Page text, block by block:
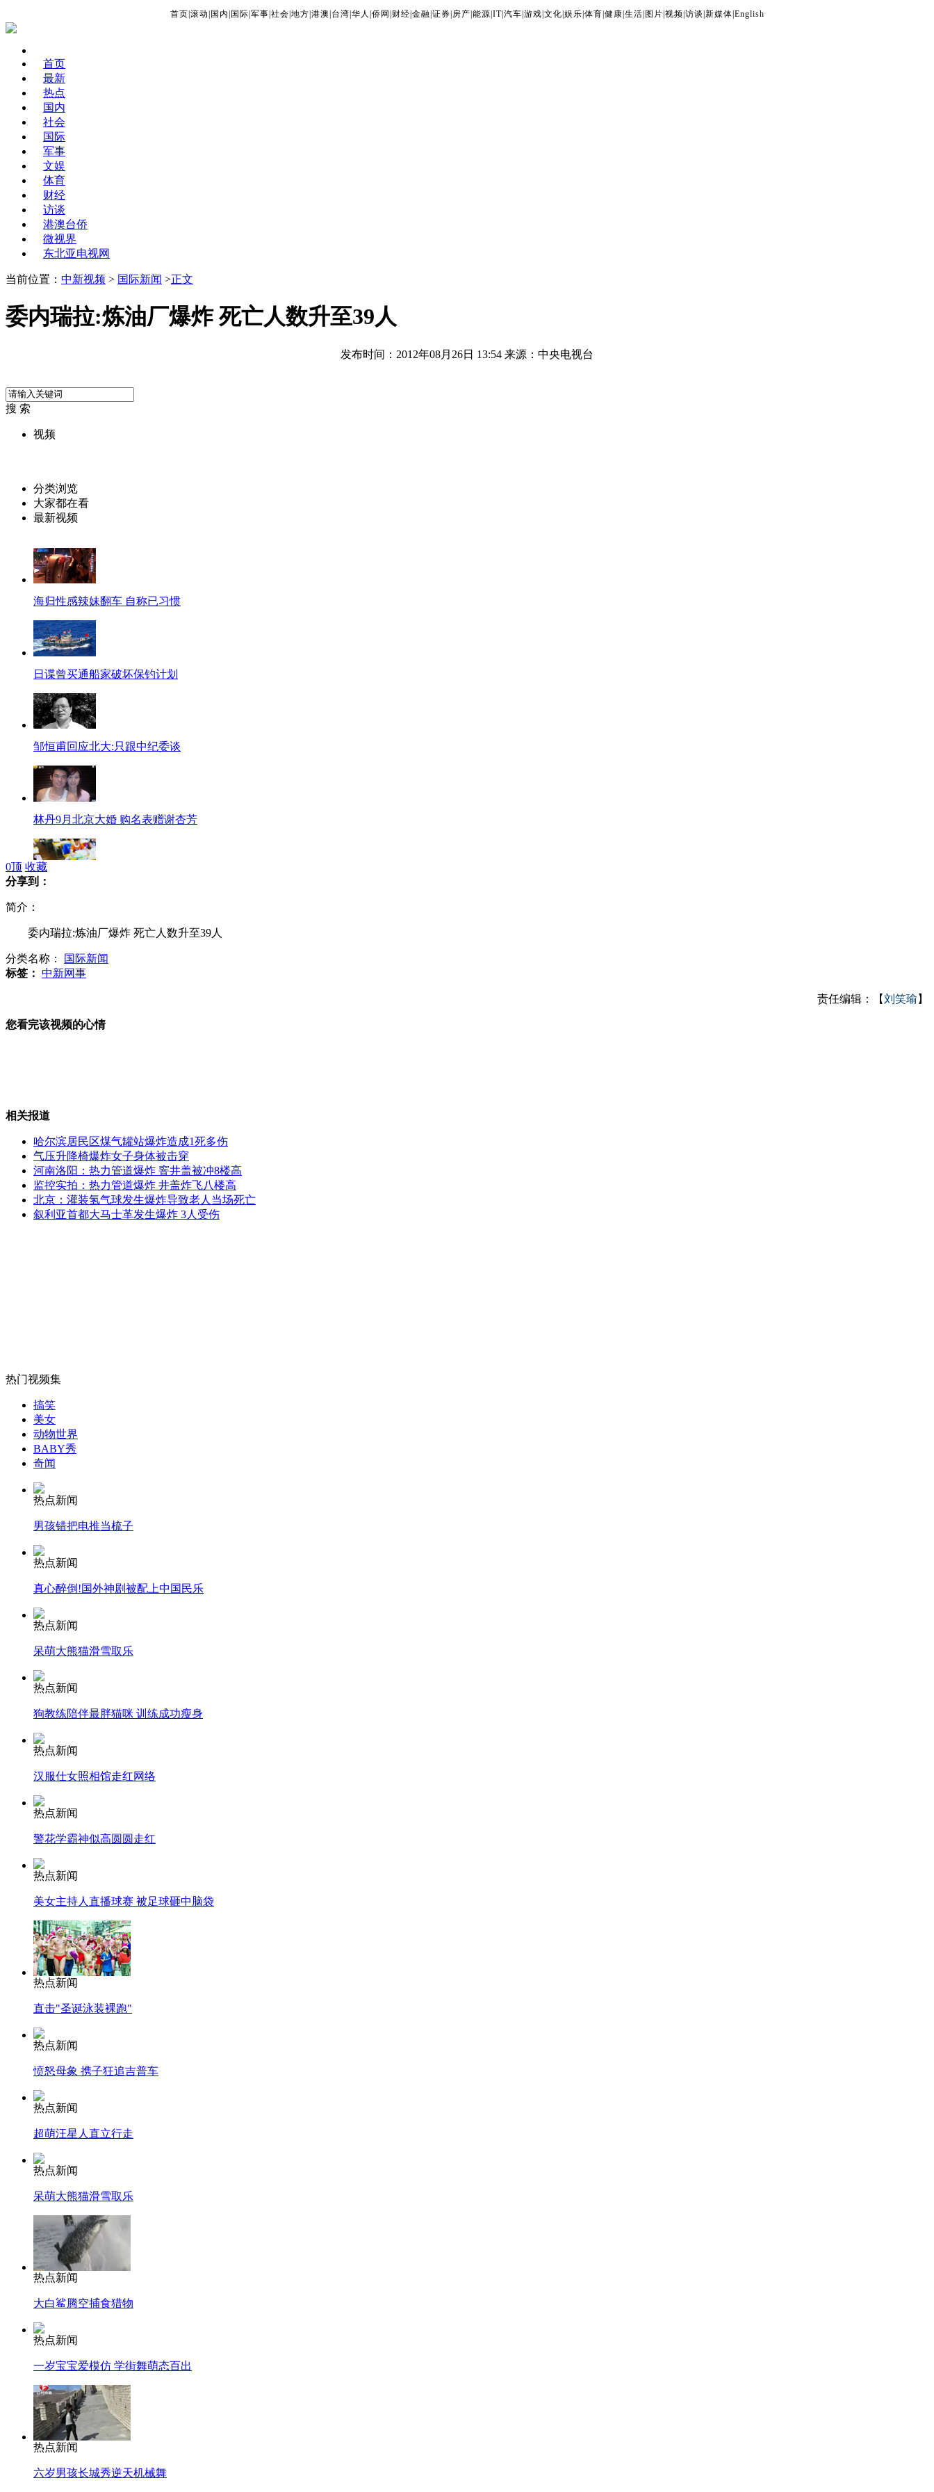
首页 滚动 国内 国际 军事 社会 地方 港澳 台湾 华人 侨网 财经 金融 证券 房产 能源 IT| 汽车 游戏 文化 娱乐 体育 健康 生活 图片 视频 访谈 新媒体 English
首页
最新
热点
国内
社会
国际
军事
文娱
体育
财经
访谈
港澳台侨
微视界
东北亚电视网
当前位置： 中新视频 > 国际新闻 >正文
委内瑞拉:炼油厂爆炸 死亡人数升至39人
发布时间：2012年08月26日 13:54 来源：中央电视台
搜 索
视频
分类浏览
大家都在看
最新视频
海归性感辣妹翻车 自称已习惯
日谍曾买通船家破坏保钓计划
邹恒甫回应北大:只跟中纪委谈
林丹9月北京大婚 购名表赠谢杏芳
父母生育赚钱 五年连卖骨肉被拘
司机一年不违章有机会获小汽车？
副局长以救助金为饵欲对大学生不轨
女孩北京地铁殴打老人 痛下狠手拳打脚踢
无痛分娩是否安全 医生回应
外交部：反对强权政治霸凌主义
外交部：有关国家言论片面不公正
安徽一实载49人客车翻车
走！跟着总书记去植树
消防员救轻生者 花炮节热闹非凡 减压"枕头大战"
纽约上演“枕头大战”
司机酒驾遇交警 急速倒车逃窜
0顶 收藏
分享到：
简介：
委内瑞拉:炼油厂爆炸 死亡人数升至39人
分类名称：
国际新闻
标签： 中新网事
责任编辑：【刘笑瑜 】
您看完该视频的心情
相关报道
哈尔滨居民区煤气罐站爆炸造成1死多伤
气压升降椅爆炸女子身体被击穿
河南洛阳：热力管道爆炸 窨井盖被冲8楼高
监控实拍：热力管道爆炸 井盖炸飞八楼高
北京：灌装氢气球发生爆炸导致老人当场死亡
叙利亚首都大马士革发生爆炸 3人受伤
热门视频集
搞笑
美女
动物世界
BABY秀
奇闻
热点新闻
男孩错把电推当梳子
热点新闻
真心醉倒!国外神剧被配上中国民乐
热点新闻
呆萌大熊猫滑雪取乐
热点新闻
狗教练陪伴最胖猫咪 训练成功瘦身
热点新闻
汉服仕女照相馆走红网络
热点新闻
警花学霸神似高圆圆走红
热点新闻
美女主持人直播球赛 被足球砸中脑袋
热点新闻
直击"圣诞泳装裸跑"
热点新闻
愤怒母象 携子狂追吉普车
热点新闻
超萌汪星人直立行走
热点新闻
呆萌大熊猫滑雪取乐
热点新闻
大白鲨腾空捕食猎物
热点新闻
一岁宝宝爱模仿 学街舞萌态百出
热点新闻
六岁男孩长城秀逆天机械舞